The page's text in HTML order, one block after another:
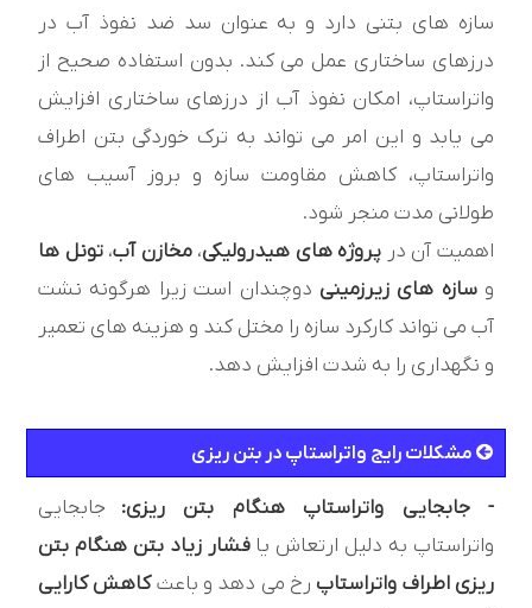
سازه های بتنی دارد و به عنوان سد ضد نفوذ آب در
درزهای ساختاری عمل می کند. بدون استفاده صحیح از
واتراستاپ، امکان نفوذ آب از درزهای ساختاری افزایش
می یابد و این امر می تواند به ترک خوردگی بتن اطراف
واتراستاپ، کاهش مقاومت سازه و بروز آسیب های
طولانی مدت منجر شود.
اهمیت آن در پروژه های هیدرولیکی،مخازن آب،تونل ها
وسازه های زیرزمینی دوچندان است زیرا هرگونه نشت
آب می تواند کارکرد سازه را مختل کند و هزینه های تعمیر
و نگهداری را به شدت افزایش دهد.
مشکلات رایج واتراستاپ در بتن ریزی
- جابجایی واتراستاپ هنگام بتن ریزی: جابجایی
واتراستاپ به دلیل ارتعاش یا فشار زیاد بتن هنگام بتن
ریزی اطراف واتراستاپ رخ می دهد و باعثکاهش کارایی